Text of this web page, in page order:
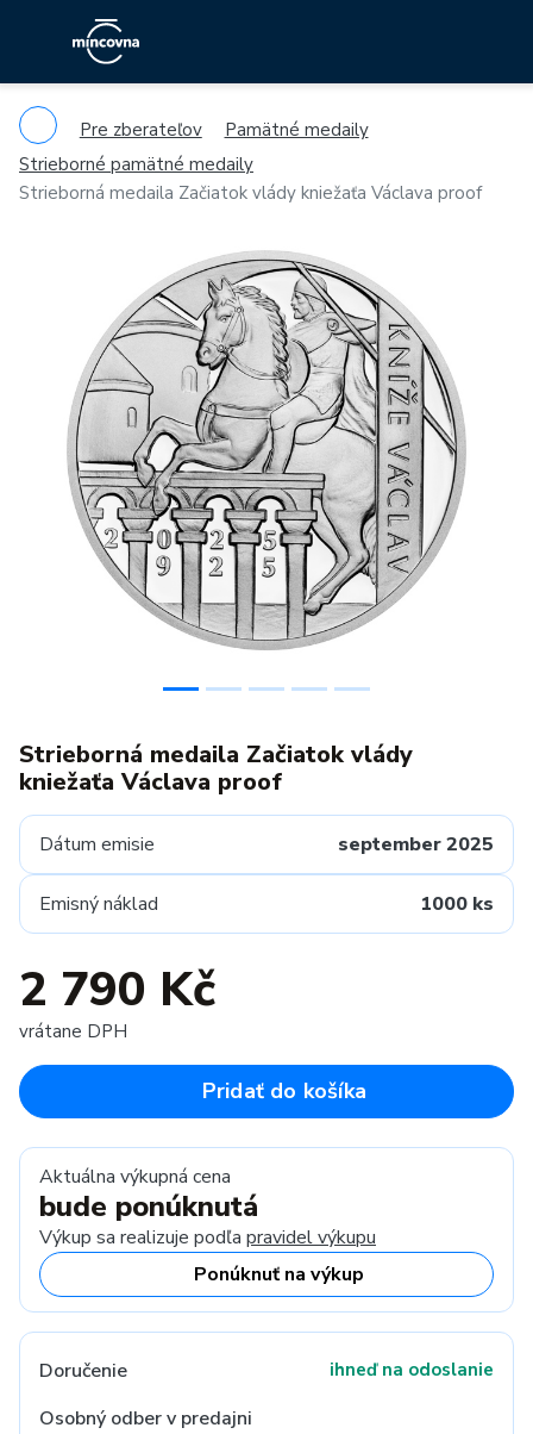
Pre zberateľov
Pamätné medaily
Strieborné pamätné medaily
Strieborná medaila Začiatok vlády kniežaťa Václava proof
Previous
Strieborná medaila Začiatok vlády
kniežaťa Václava proof
Dátum emisie september 2025
Emisný náklad 1000 ks
2 790 Kč
vrátane DPH
Pridať do košíka
Aktuálna výkupná cena
bude ponúknutá
Výkup sa realizuje podľa pravidel výkupu
Ponúknuť na výkup
Doručenie ihneď na odoslanie
Osobný odber v predajni